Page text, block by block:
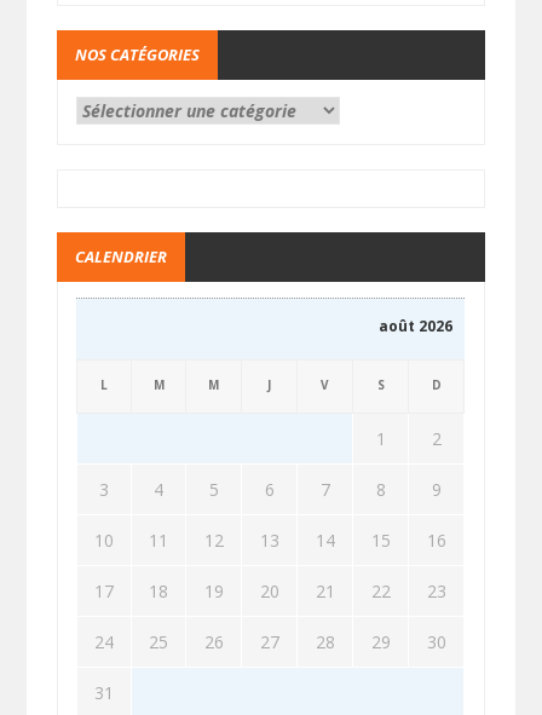
NOS CATÉGORIES
CALENDRIER
août 2026
L M M J V S D
1 2
3 4 5 6 7 8 9
10 11 12 13 14 15 16
17 18 19 20 21 22 23
24 25 26 27 28 29 30
31